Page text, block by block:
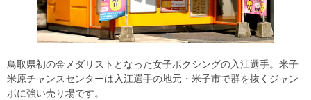
鳥取県初の金メダリストとなった女子ボクシングの入江選手。米子
米原チャンスセンターは入江選手の地元・米子市で群を抜くジャン
ボに強い売り場です。